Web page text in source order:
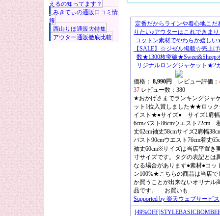
えるの知ってます？
みきてぃの通販口コミ情
報
西山りほ通販大特集
アウター通販徹底比較
定番だからラインや着心地こだ
りたい♪アウターはこれできま
コットン素材でやわらか嬉し
【SALE】☆ジゼル掲載☆売上げ
数★1300枚突破★Sweet&Sheep
リジナルロングジャケット★2
価格： 8,990円 レビュー評価：
37 レビュー数：380
★おかげさまでランキングジャ
ット1位入賞しました★★ロック
イスト★●サイズ● サイズ1肩
6cmバスト86cmウエスト72cm
丈62cm袖丈58cmサイズ2肩幅
バスト90cmウエスト76cm着丈
袖丈60cm※サイズは当店平置き
寸サイズです。タグの表記とは
なる場合があります●素材●コッ
ン100%★こちらの商品は当店で
か買うことが出来ないオリナル
品です。 お買いも
Supported by 楽天ウェブサービス